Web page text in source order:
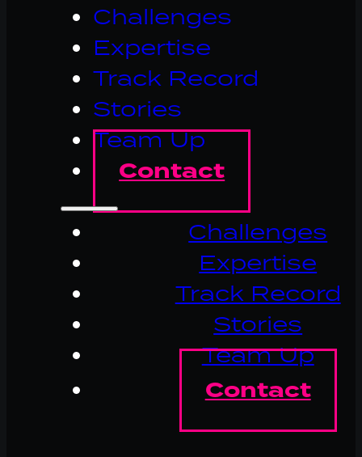
Challenges
Expertise
Track Record
Stories
Team Up
Contact
Challenges
Expertise
Track Record
Stories
Team Up
Contact